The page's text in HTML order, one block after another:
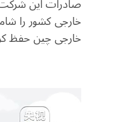
خارجی کشور را
خارجی چین حفظ